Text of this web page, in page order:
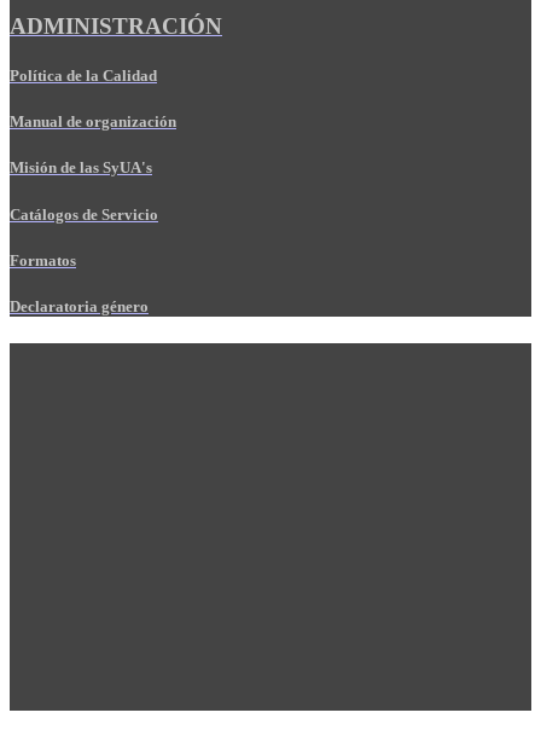
ADMINISTRACIÓN
Política de la Calidad
Manual de organización
Misión de las SyUA's
Catálogos de Servicio
Formatos
Declaratoria género